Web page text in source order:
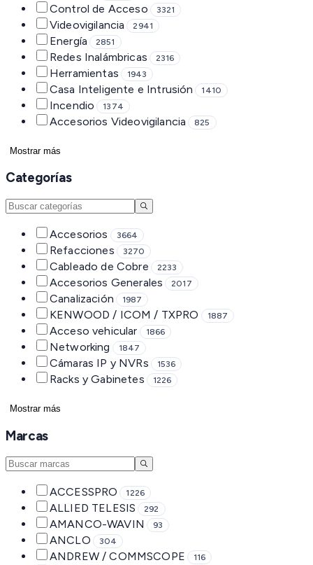
Control de Acceso 3321
Videovigilancia 2941
Energía 2851
Redes Inalámbricas 2316
Herramientas 1943
Casa Inteligente e Intrusión 1410
Incendio 1374
Accesorios Videovigilancia 825
Mostrar más
Categorías
Accesorios 3664
Refacciones 3270
Cableado de Cobre 2233
Accesorios Generales 2017
Canalización 1987
KENWOOD / ICOM / TXPRO 1887
Acceso vehicular 1866
Networking 1847
Cámaras IP y NVRs 1536
Racks y Gabinetes 1226
Mostrar más
Marcas
ACCESSPRO 1226
ALLIED TELESIS 292
AMANCO-WAVIN 93
ANCLO 304
ANDREW / COMMSCOPE 116